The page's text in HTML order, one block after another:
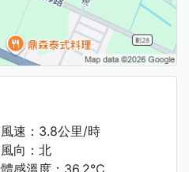
風速：3.8公里/時
風向：北